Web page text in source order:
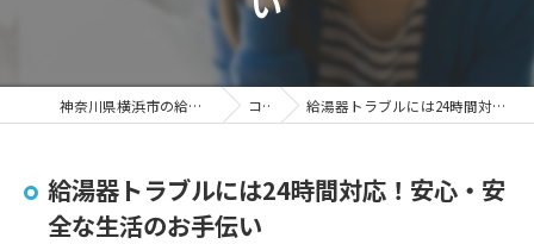
神奈川県横浜市の給湯器ならハッピーホームズ コラム 給湯器トラブルには24時間対応！安心・安全な生活のお手伝い
給湯器トラブルには24時間対応！安心・安
全な生活のお手伝い